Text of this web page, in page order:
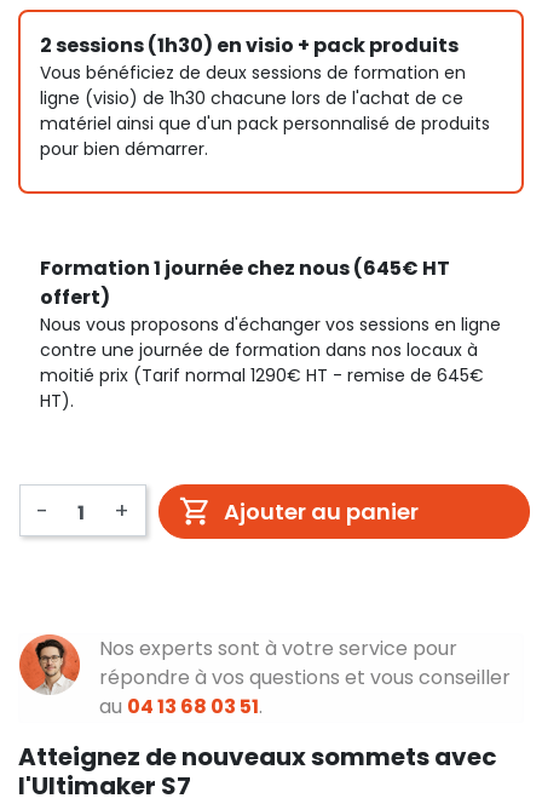
2 sessions (1h30) en visio + pack produits
Vous bénéficiez de deux sessions de formation en
ligne (visio) de 1h30 chacune lors de l'achat de ce
matériel ainsi que d'un pack personnalisé de produits
pour bien démarrer.
Formation 1 journée chez nous (645€ HT
offert)
Nous vous proposons d'échanger vos sessions en ligne
contre une journée de formation dans nos locaux à
moitié prix (Tarif normal 1290€ HT - remise de 645€
HT).
- + Ajouter au panier
Nos experts sont à votre service pour
répondre à vos questions et vous conseiller
au 04 13 68 03 51.
Atteignez de nouveaux sommets avec
l'Ultimaker S7